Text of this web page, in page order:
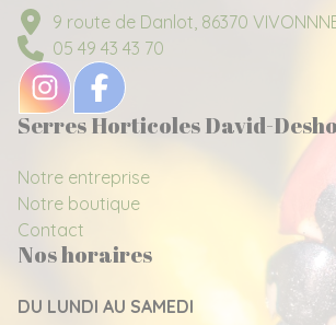
9 route de Danlot, 86370
05 49 43 43 70
Serres Horticoles David-
Notre entreprise
Notre boutique
Contact
Nos horaires
DU LUNDI AU SAMEDI